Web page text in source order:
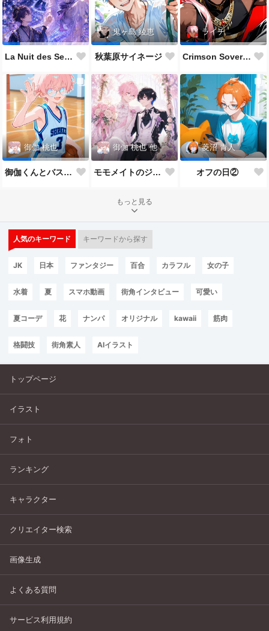
La Nuit des Sept Étoiles
鬼ヶ島 綾恵
秋葉原サイネージ
ライチ
Crimson Sovereign👑
御伽 桃也
御伽くんとバスケ🏀
御伽 桃也 他
モモメイトのジューンブライド*:✨\( ॑˘ ॑◍\ 💒💍 ﾉ◍ ॑˘ ॑ )ﾉ✨:*
菱沼 青人
オフの日②
もっと見る
人気のキーワード キーワードから探す
JK 日本 ファンタジー 百合 カラフル 女の子
水着 夏 スマホ動画 街角インタビュー 可愛い
夏コーデ 花 ナンパ オリジナル kawaii 筋肉
格闘技 街角素人 AIイラスト
トップページ
イラスト
フォト
ランキング
キャラクター
クリエイター検索
画像生成
よくある質問
サービス利用規約